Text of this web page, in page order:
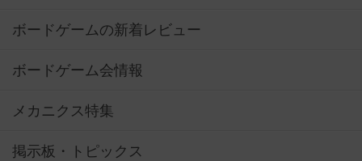
ボードゲームの新着レビュー
ボードゲーム会情報
メカニクス特集
掲示板・トピックス